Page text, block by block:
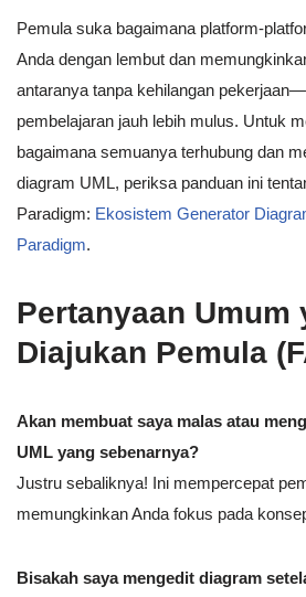
Pemula suka bagaimana platform-
Anda dengan lembut dan
antaranya tanpa kehilangan
pembelajaran jauh lebih mulus. Untuk
bagaimana semuanya terhubung dan
diagram UML, periksa panduan ini
Paradigm: Ekosistem Generator
Paradigm.
Pertanyaan Umum
Diajukan Pemula
Akan membuat saya malas atau
UML yang sebenarnya?
Justru sebaliknya! Ini mempercepat
memungkinkan Anda fokus pada
Bisakah saya mengedit diagram